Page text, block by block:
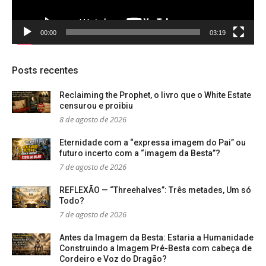
00:00 03:19
Posts recentes
Reclaiming the Prophet, o livro que o White Estate
censurou e proibiu
8 de agosto de 2026
Eternidade com a “expressa imagem do Pai” ou
futuro incerto com a “imagem da Besta”?
7 de agosto de 2026
REFLEXÃO — “Threehalves”: Três metades, Um só
Todo?
7 de agosto de 2026
Antes da Imagem da Besta: Estaria a Humanidade
Construindo a Imagem Pré-Besta com cabeça de
Cordeiro e Voz do Dragão?